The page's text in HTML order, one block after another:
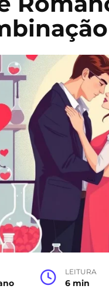
LEITURA
6 min